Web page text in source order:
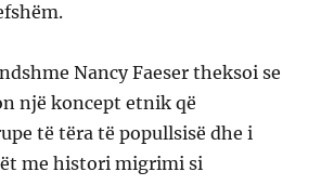
Nancy Faeser theksoi se
një koncept etnik që
të tëra të popullsisë dhe i
me histori migrimi si